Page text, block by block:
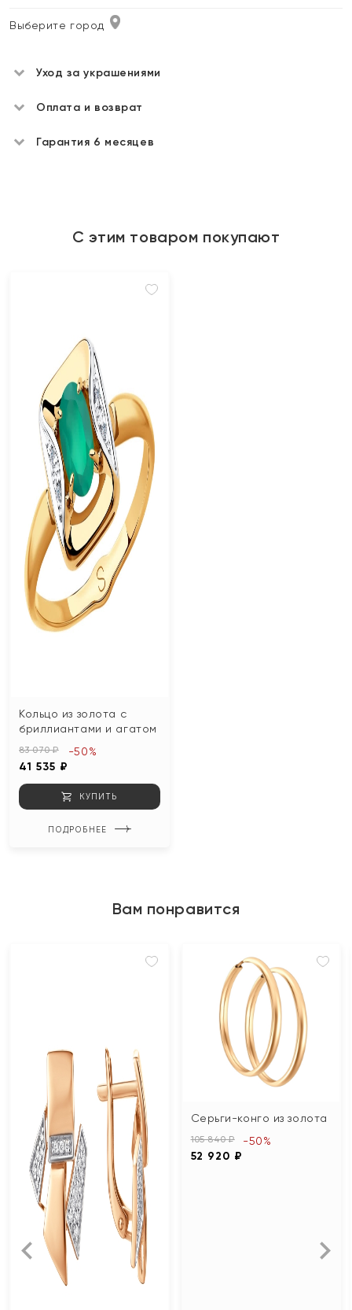
Выберите город
Уход за украшениями
Оплата и возврат
Гарантия 6 месяцев
С этим товаром покупают
Кольцо из золота с
бриллиантами и агатом
83 070 ₽
41 535 ₽
-50%
КУПИТЬ
ПОДРОБНЕЕ
Вам понравится
Серьги-конго из золота
105 840 ₽
52 920 ₽
-50%